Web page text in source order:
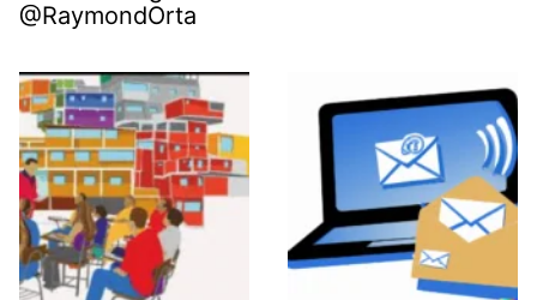
@RaymondOrta